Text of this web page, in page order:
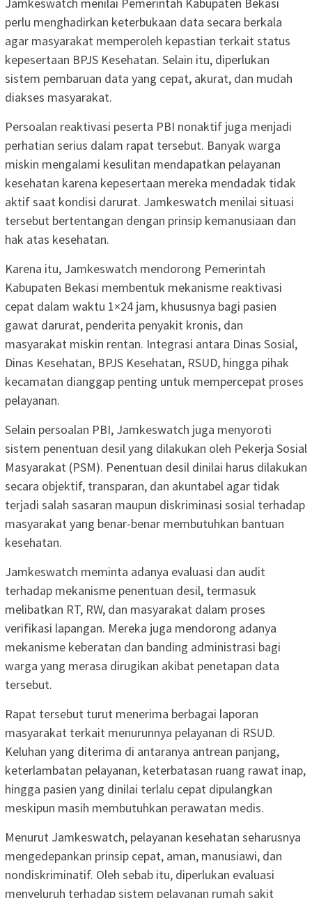
perlu menghadirkan keterbukaan data secara berkala
agar masyarakat memperoleh kepastian terkait status
kepesertaan BPJS Kesehatan. Selain itu, diperlukan
sistem pembaruan data yang cepat, akurat, dan mudah
diakses masyarakat.
Persoalan reaktivasi peserta PBI nonaktif juga menjadi
perhatian serius dalam rapat tersebut. Banyak warga
miskin mengalami kesulitan mendapatkan pelayanan
kesehatan karena kepesertaan mereka mendadak tidak
aktif saat kondisi darurat. Jamkeswatch menilai situasi
tersebut bertentangan dengan prinsip kemanusiaan dan
hak atas kesehatan.
Karena itu, Jamkeswatch mendorong Pemerintah
Kabupaten Bekasi membentuk mekanisme reaktivasi
cepat dalam waktu 1×24 jam, khususnya bagi pasien
gawat darurat, penderita penyakit kronis, dan
masyarakat miskin rentan. Integrasi antara Dinas Sosial,
Dinas Kesehatan, BPJS Kesehatan, RSUD, hingga pihak
kecamatan dianggap penting untuk mempercepat proses
pelayanan.
Selain persoalan PBI, Jamkeswatch juga menyoroti
sistem penentuan desil yang dilakukan oleh Pekerja Sosial
Masyarakat (PSM). Penentuan desil dinilai harus dilakukan
secara objektif, transparan, dan akuntabel agar tidak
terjadi salah sasaran maupun diskriminasi sosial terhadap
masyarakat yang benar-benar membutuhkan bantuan
kesehatan.
Jamkeswatch meminta adanya evaluasi dan audit
terhadap mekanisme penentuan desil, termasuk
melibatkan RT, RW, dan masyarakat dalam proses
verifikasi lapangan. Mereka juga mendorong adanya
mekanisme keberatan dan banding administrasi bagi
warga yang merasa dirugikan akibat penetapan data
tersebut.
Rapat tersebut turut menerima berbagai laporan
masyarakat terkait menurunnya pelayanan di RSUD.
Keluhan yang diterima di antaranya antrean panjang,
keterlambatan pelayanan, keterbatasan ruang rawat inap,
hingga pasien yang dinilai terlalu cepat dipulangkan
meskipun masih membutuhkan perawatan medis.
Menurut Jamkeswatch, pelayanan kesehatan seharusnya
mengedepankan prinsip cepat, aman, manusiawi, dan
nondiskriminatif. Oleh sebab itu, diperlukan evaluasi
menyeluruh terhadap sistem pelayanan rumah sakit